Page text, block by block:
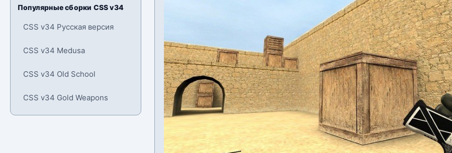
Популярные сборки CSS v34
CSS v34 Русская версия
CSS v34 Medusa
CSS v34 Old School
CSS v34 Gold Weapons